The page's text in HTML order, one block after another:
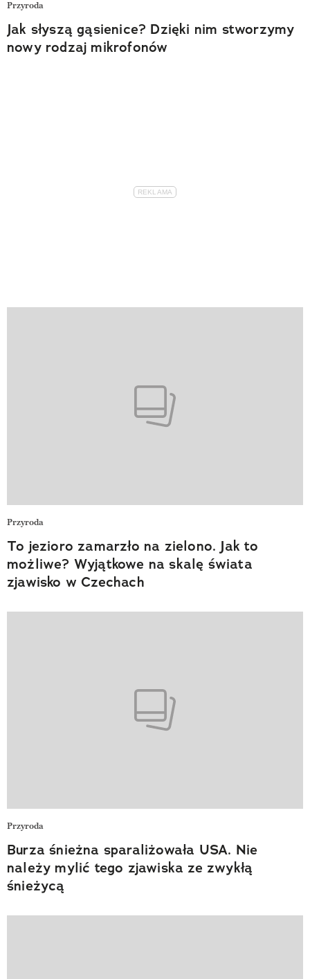
Przyroda
Jak słyszą gąsienice? Dzięki nim stworzymy
nowy rodzaj mikrofonów
Przyroda
To jezioro zamarzło na zielono. Jak to
możliwe? Wyjątkowe na skalę świata
zjawisko w Czechach
Przyroda
Burza śnieżna sparaliżowała USA. Nie
należy mylić tego zjawiska ze zwykłą
śnieżycą